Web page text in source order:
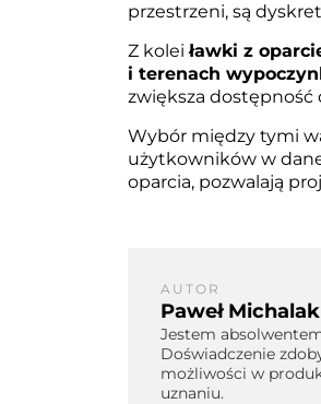
przestrzeni, są
Z koleiławki z
i terenach
zwiększa dostępność
Wybór między tymi
użytkowników w
oparcia, pozwalają
AUTOR
Paweł Michalak
Jestem
Doświadczenie
możliwości w
uznaniu.